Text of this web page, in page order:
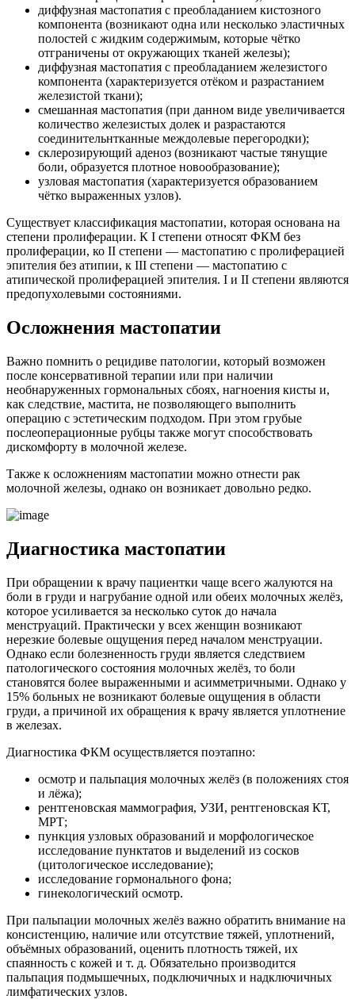
диффузная мастопатия с преобладанием кистозного
компонента (возникают одна или несколько эластичных
полостей с жидким содержимым, которые чётко
отграничены от окружающих тканей железы);
диффузная мастопатия с преобладанием железистого
компонента (характеризуется отёком и разрастанием
железистой ткани);
смешанная мастопатия (при данном виде увеличивается
количество железистых долек и разрастаются
соединительнтканные междолевые перегородки);
склерозирующий аденоз (возникают частые тянущие
боли, образуется плотное новообразование);
узловая мастопатия (характеризуется образованием
чётко выраженных узлов).
Существует классификация мастопатии, которая основана на
степени пролиферации. К I степени относят ФКМ без
пролиферации, ко II степени — мастопатию с пролиферацией
эпителия без атипии, к III степени — мастопатию с
атипической пролиферацией эпителия. I и II степени являются
предопухолевыми состояниями.
Осложнения мастопатии
Важно помнить о рецидиве патологии, который возможен
после консервативной терапии или при наличии
необнаруженных гормональных сбоях, нагноения кисты и,
как следствие, мастита, не позволяющего выполнить
операцию с эстетическим подходом. При этом грубые
послеоперационные рубцы также могут способствовать
дискомфорту в молочной железе.
Также к осложнениям мастопатии можно отнести рак
молочной железы, однако он возникает довольно редко.
Диагностика мастопатии
При обращении к врачу пациентки чаще всего жалуются на
боли в груди и нагрубание одной или обеих молочных желёз,
которое усиливается за несколько суток до начала
менструаций. Практически у всех женщин возникают
нерезкие болевые ощущения перед началом менструации.
Однако если болезненность груди является следствием
патологического состояния молочных желёз, то боли
становятся более выраженными и асимметричными. Однако у
15% больных не возникают болевые ощущения в области
груди, а причиной их обращения к врачу является уплотнение
в железах.
Диагностика ФКМ осуществляется поэтапно:
осмотр и пальпация молочных желёз (в положениях стоя
и лёжа);
рентгеновская маммография, УЗИ, рентгеновская КТ,
МРТ;
пункция узловых образований и морфологическое
исследование пунктатов и выделений из сосков
(цитологическое исследование);
исследование гормонального фона;
гинекологический осмотр.
При пальпации молочных желёз важно обратить внимание на
консистенцию, наличие или отсутствие тяжей, уплотнений,
объёмных образований, оценить плотность тяжей, их
спаянность с кожей и т. д. Обязательно производится
пальпация подмышечных, подключичных и надключичных
лимфатических узлов.